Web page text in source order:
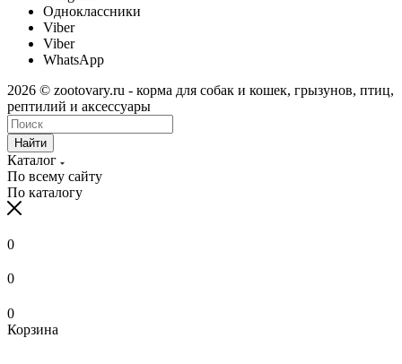
Одноклассники
Viber
Viber
WhatsApp
2026 © zootovary.ru - корма для собак и кошек, грызунов, птиц,
рептилий и аксессуары
Найти
Каталог
По всему сайту
По каталогу
0
0
0
Корзина